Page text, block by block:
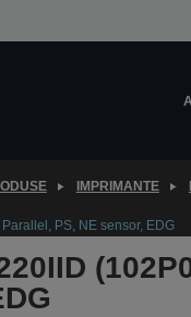
IMPRIMANTE
PS, NE sensor, EDG